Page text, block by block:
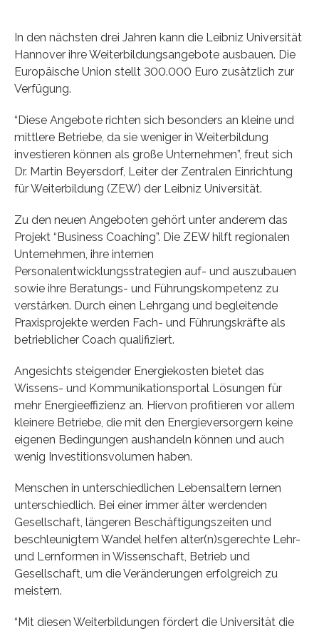
In den nächsten drei Jahren kann die Leibniz Universität
Hannover ihre Weiterbildungsangebote ausbauen. Die
Europäische Union stellt 300.000 Euro zusätzlich zur
Verfügung.
“Diese Angebote richten sich besonders an kleine und
mittlere Betriebe, da sie weniger in Weiterbildung
investieren können als große Unternehmen”, freut sich
Dr. Martin Beyersdorf, Leiter der Zentralen Einrichtung
für Weiterbildung (ZEW) der Leibniz Universität.
Zu den neuen Angeboten gehört unter anderem das
Projekt “Business Coaching”. Die ZEW hilft regionalen
Unternehmen, ihre internen
Personalentwicklungsstrategien auf- und auszubauen
sowie ihre Beratungs- und Führungskompetenz zu
verstärken. Durch einen Lehrgang und begleitende
Praxisprojekte werden Fach- und Führungskräfte als
betrieblicher Coach qualifiziert.
Angesichts steigender Energiekosten bietet das
Wissens- und Kommunikationsportal Lösungen für
mehr Energieeffizienz an. Hiervon profitieren vor allem
kleinere Betriebe, die mit den Energieversorgern keine
eigenen Bedingungen aushandeln können und auch
wenig Investitionsvolumen haben.
Menschen in unterschiedlichen Lebensaltern lernen
unterschiedlich. Bei einer immer älter werdenden
Gesellschaft, längeren Beschäftigungszeiten und
beschleunigtem Wandel helfen alter(n)sgerechte Lehr-
und Lernformen in Wissenschaft, Betrieb und
Gesellschaft, um die Veränderungen erfolgreich zu
meistern.
“Mit diesen Weiterbildungen fördert die Universität die